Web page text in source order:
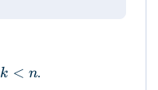
k < n.